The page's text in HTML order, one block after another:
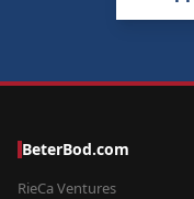
BeterBod.com
RieCa Ventures